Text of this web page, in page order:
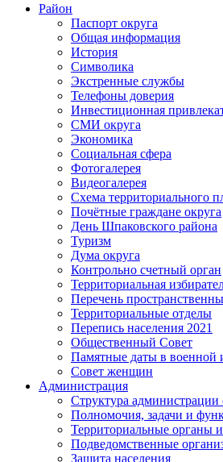
Район
Паспорт округа
Общая информация
История
Символика
Экстренные службы
Телефоны доверия
Инвестиционная
СМИ округа
Экономика
Социальная сфера
Фотогалерея
Видеогалерея
Схема территориального
Почётные граждане округа
День Шпаковского района
Туризм
Дума округа
Контрольно счетный орган
Территориальная
Перечень
Территориальные отделы
Перепись населения 2021
Общественный Совет
Памятные даты в военной
Совет женщин
Администрация
Структура администрации
Полномочия, задачи и
Территориальные органы и
Подведомственные
Защита населения